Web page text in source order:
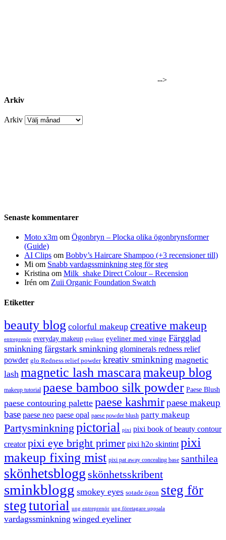
-->
Arkiv
Arkiv
Senaste kommentarer
Moto x3m om Ögonbryn – Plocka olika ögonbrynsformer
(Guide)
AI Clips om Bobby’s Haircare Shampoo (+3 recensioner till)
Mi om Snabb vardagssminkning steg för steg
Kristina om Milk_shake Direct Colour – Recension
Irén om Zuii Organic Foundation Swatch
Etiketter
beauty blog colorful makeup creative makeup
entreprenör everyday makeup eyeliner eyeliner med vinge Färgglad
sminkning färgstark sminkning glominerals redness relief
powder glo Redness relief powder kreativ sminkning magnetic
lash magnetic lash mascaramakeup blog
makeup tutorial paese bamboo silk powder Paese Blush
paese contouring palette paese kashmirpaese makeup
base paese neo paese opal paese powder blush party makeup
Partysminkning pictorial pixi pixi book of beauty contour
creator pixi eye bright primer pixi h2o skintint pixi
makeup fixing mist pixi pat away concealing base santhilea
skönhetsblogg skönhetsskribent
sminkblogg smokey eyes sotade ögon steg för
stegtutorial ung entreprenör ung företagare uppsala
vardagssminkning winged eyeliner